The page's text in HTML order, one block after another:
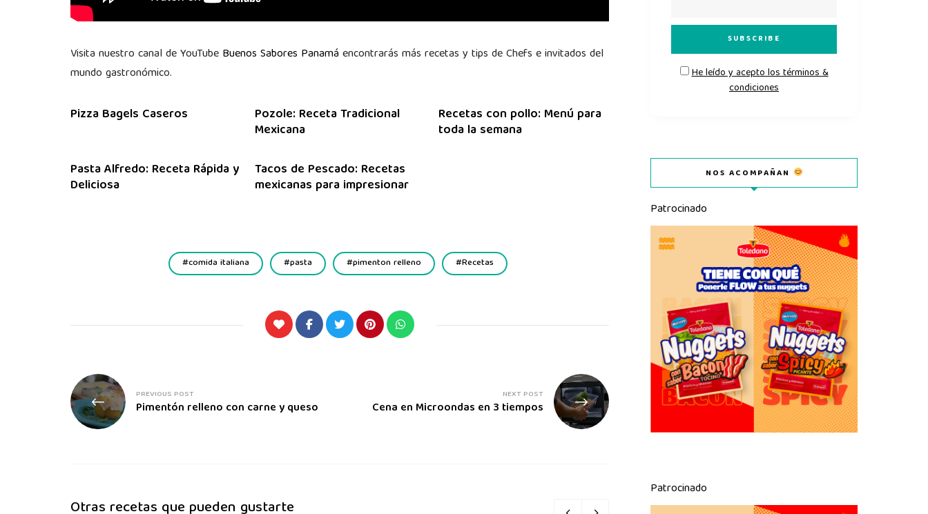
Visita nuestro canal de YouTube Buenos Sabores Panamá encontrarás más recetas y tips de Chefs e invitados del
mundo gastronómico.
Pizza Bagels Caseros Pozole: Receta Tradicional
Mexicana
Recetas con pollo: Menú para
toda la semana
Pasta Alfredo: Receta Rápida y
Deliciosa
Tacos de Pescado: Recetas
mexicanas para impresionar
comida italiana pasta pimenton relleno Recetas
PREVIOUS POST
Pimentón relleno con carne y queso
NEXT POST
Cena en Microondas en 3 tiempos
Otras recetas que pueden gustarte
He leído y acepto los términos &
condiciones
NOS ACOMPAÑAN
Patrocinado
Patrocinado